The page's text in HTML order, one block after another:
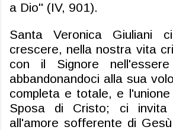
a Dio" (IV, 901).
Santa Veronica Giuliani
crescere, nella nostra vita
con il Signore
abbandonandoci alla sua
completa e totale, e
Sposa di Cristo; ci invita
all'amore sofferente di